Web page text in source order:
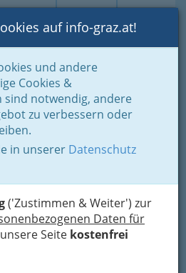
Suche Login Toggle
auf info-graz.at!
und andere
Cookies &
notwendig, andere
zu verbessern oder
in unserer Datenschutz
('Zustimmen & Weiter') zur
Daten für
Seite kostenfrei
& Einrichten
Handwerker
Bad, Wasseraufbereitung..
Graz